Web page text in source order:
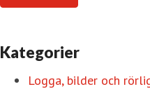
Kategorier
Logga, bilder och